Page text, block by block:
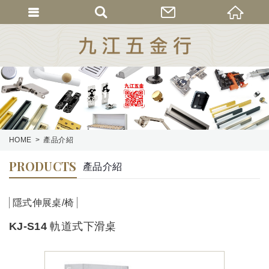
HOME 產品介紹
PRODUCTS 產品介紹
隱式伸展桌/椅
KJ-S14 軌道式下滑桌